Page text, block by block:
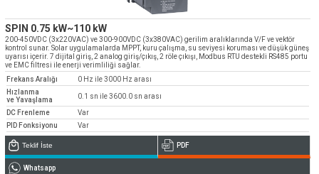
Teknik destek & Yedek parça tedarik
Teknik Destek
SPIN 0.75 kW~110 kW
200-450VDC (3x220VAC) ve 300-900VDC (3x380VAC) gerilim aralıklarında V/F ve vektör
kontrol sunar. Solar uygulamalarda MPPT, kuru çalışma, su seviyesi koruması ve düşük güneş
uyarısı içerir. 7 dijital giriş, 2 analog giriş/çıkış, 2 röle çıkışı, Modbus RTU destekli RS485 portu
ve EMC filtresi ile enerji verimliliği sağlar.
Frekans Aralığı
0 Hz ile 3000 Hz arası
Hızlanma
ve Yavaşlama
0.1 sn ile 3600.0 sn arası
DC Frenleme
Var
PID Fonksiyonu
Var
Teklif İste PDF
Whatsapp